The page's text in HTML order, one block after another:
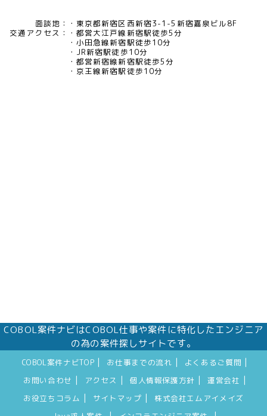
4.個人情報の開示等について
当社は、お客様本人から保有個人データについて利
用目的の通知、開示、内容の訂正・追加・削除、利
面談地：
東京都新宿区西新宿3-1-5新宿嘉泉ビル8F
交通アクセス：
都営大江戸線新宿駅徒歩5分
小田急線新宿駅徒歩10分
JR新宿駅徒歩10分
都営新宿線新宿駅徒歩5分
京王線新宿駅徒歩10分
COBOL案件ナビはCOBOL仕事や案件に特化したエンジニア
の為の案件探しサイトです。
COBOL案件ナビTOP お仕事までの流れ よくあるご質問
お問い合わせ アクセス 個人情報保護方針 運営会社
お役立ちコラム サイトマップ
株式会社エムアイメイズ